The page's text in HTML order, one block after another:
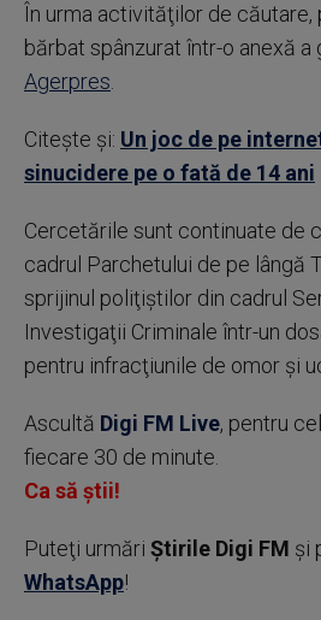
În urma activităţilor de
bărbat spânzurat într-o anexă
Agerpres
Citește și: Un joc de pe
sinucidere pe o fată de 14 ani
Cercetările sunt continuate de
cadrul Parchetului de pe lângă
sprijinul poliţiştilor din cadrul
Investigaţii Criminale într-un
pentru infracţiunile de omor şi
Ascultă Digi FM Live, pentru
fiecare 30 de minute.
Ca să știi!
Puteţi urmări Știrile Digi FM şi
WhatsApp!